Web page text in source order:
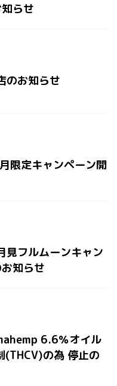
らせ
のお知らせ
限定キャンペーン開
見フルムーンキャン
知らせ
6.6％オイル
(THCV)の為 停止の